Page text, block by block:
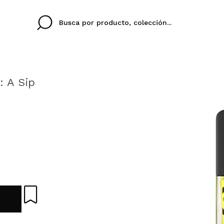
Al crear una cuenta
rápidamente, revisar
IDIOMA
A Sip
Ines